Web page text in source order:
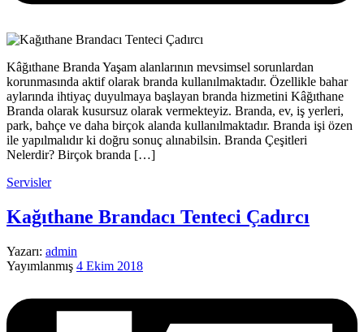
Kâğıthane Branda Yaşam alanlarının mevsimsel sorunlardan
korunmasında aktif olarak branda kullanılmaktadır. Özellikle bahar
aylarında ihtiyaç duyulmaya başlayan branda hizmetini Kâğıthane
Branda olarak kusursuz olarak vermekteyiz. Branda, ev, iş yerleri,
park, bahçe ve daha birçok alanda kullanılmaktadır. Branda işi özen
ile yapılmalıdır ki doğru sonuç alınabilsin. Branda Çeşitleri
Nelerdir? Birçok branda […]
Servisler
Kağıthane Brandacı Tenteci Çadırcı
Yazarı: admin
Yayımlanmış 4 Ekim 2018